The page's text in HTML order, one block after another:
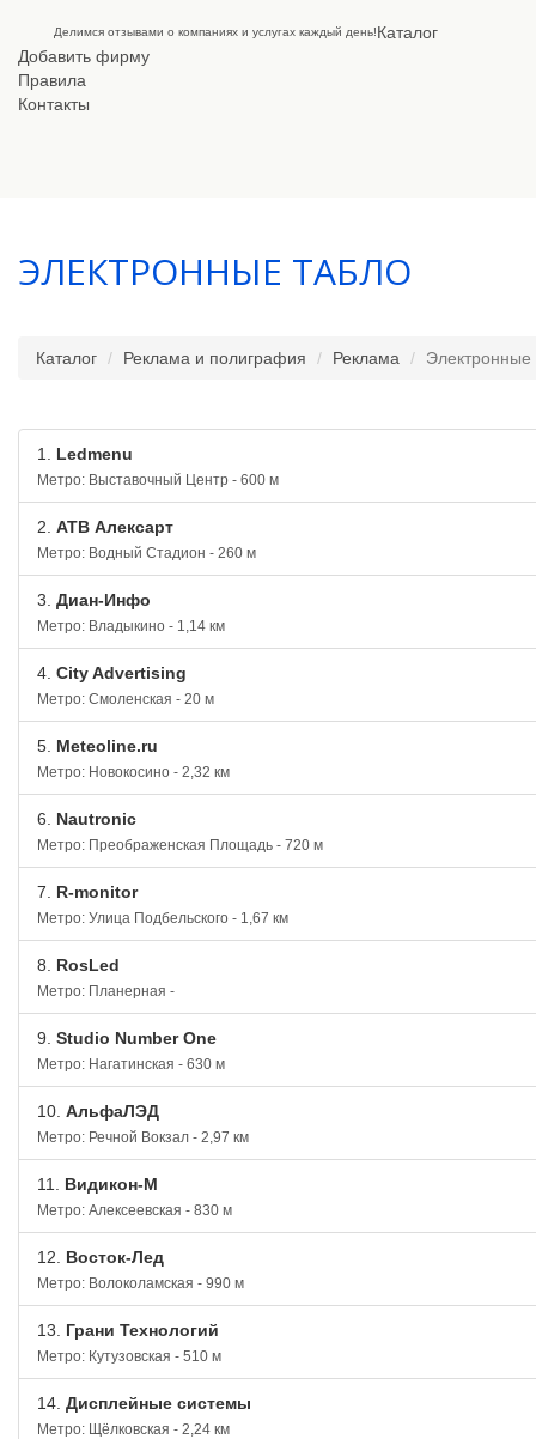
Делимся отзывами о компаниях и услугах каждый день!Каталог
Добавить фирму
Правила
Контакты
ЭЛЕКТРОННЫЕ ТАБЛО
Каталог Реклама и полиграфия Реклама Электронные
1. Ledmenu
Метро: Выставочный Центр - 600 м
2. АТВ Алексарт
Метро: Водный Стадион - 260 м
3. Диан-Инфо
Метро: Владыкино - 1,14 км
4. City Advertising
Метро: Смоленская - 20 м
5. Meteoline.ru
Метро: Новокосино - 2,32 км
6. Nautronic
Метро: Преображенская Площадь - 720 м
7. R-monitor
Метро: Улица Подбельского - 1,67 км
8. RosLed
Метро: Планерная -
9. Studio Number One
Метро: Нагатинская - 630 м
10. АльфаЛЭД
Метро: Речной Вокзал - 2,97 км
11. Видикон-М
Метро: Алексеевская - 830 м
12. Восток-Лед
Метро: Волоколамская - 990 м
13. Грани Технологий
Метро: Кутузовская - 510 м
14. Дисплейные системы
Метро: Щёлковская - 2,24 км